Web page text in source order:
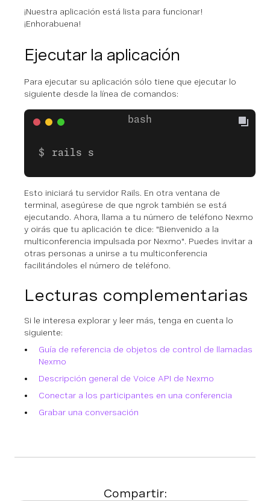
¡Nuestra aplicación está lista para funcionar!
¡Enhorabuena!
Ejecutar la aplicación
Para ejecutar su aplicación sólo tiene que ejecutar lo
siguiente desde la línea de comandos:
rails s
Esto iniciará tu servidor Rails. En otra ventana de
terminal, asegúrese de que ngrok también se está
ejecutando. Ahora, llama a tu número de teléfono Nexmo
y oirás que tu aplicación te dice: "Bienvenido a la
multiconferencia impulsada por Nexmo". Puedes invitar a
otras personas a unirse a tu multiconferencia
facilitándoles el número de teléfono.
Lecturas complementarias
Si le interesa explorar y leer más, tenga en cuenta lo
siguiente:
Guía de referencia de objetos de control de llamadas
Nexmo
Descripción general de Voice API de Nexmo
Conectar a los participantes en una conferencia
Grabar una conversación
Compartir: